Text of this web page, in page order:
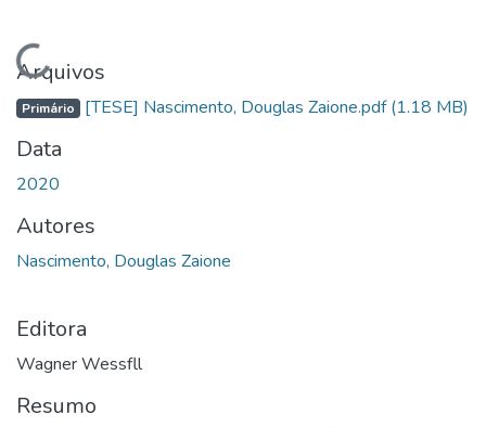
Carregando...
Arquivos
Primário [TESE] Nascimento, Douglas Zaione.pdf(1.18 MB)
Data
2020
Autores
Nascimento, Douglas Zaione
Editora
Wagner Wessfll
Resumo